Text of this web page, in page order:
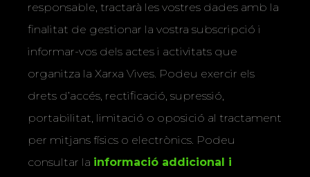
responsable, tractarà les vostres dades amb la
finalitat de gestionar la vostra subscripció i
informar-vos dels actes i activitats que
organitza la Xarxa Vives. Podeu exercir els
drets d’accés, rectificació, supressió,
portabilitat, limitació o oposició al tractament
per mitjans físics o electrònics. Podeu
consultar la informació addicional i